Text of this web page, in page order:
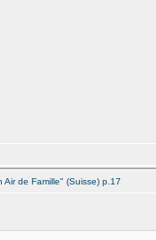
Air de Famille" (Suisse) p.17